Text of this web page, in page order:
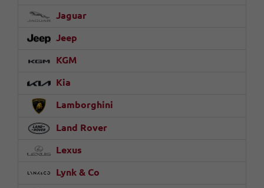
Jaguar
Jeep
KGM
Kia
Lamborghini
Land Rover
Lexus
Lynk & Co